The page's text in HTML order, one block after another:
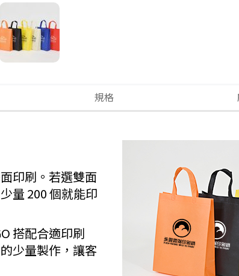
印刷。若選雙面
量 200 個就能印
搭配合適印刷
少量製作，讓客
規格